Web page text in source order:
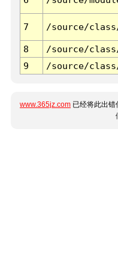
7 /source/
8
/source/
9
/source/
www.365jz.com 已经将此出